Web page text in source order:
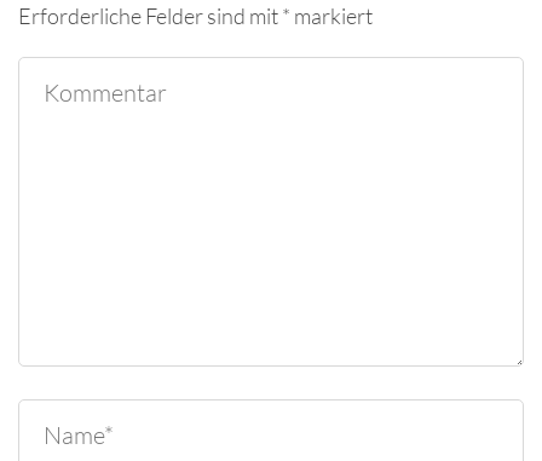
Erforderliche Felder sind mit* markiert